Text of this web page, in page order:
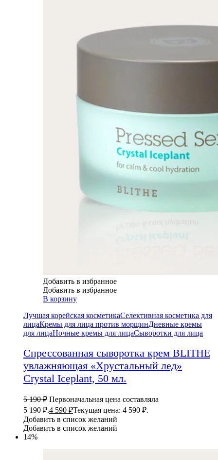
Добавить в избранное
Добавить в избранное
В корзину
Лучшая корейская косметикаСелективная косметика для
лицаКремы для лица против морщинДневные кремы
для лицаНочные кремы для лицаСыворотки для лица
Спрессованная сыворотка крем BLITHE
увлажняющая «Хрустальный лед»
Crystal Iceplant, 50 мл.
5 190₽ Первоначальная цена составляла
5 190 ₽.4 590 ₽Текущая цена: 4 590 ₽.
Добавить в список желаний
Добавить в список желаний
14%